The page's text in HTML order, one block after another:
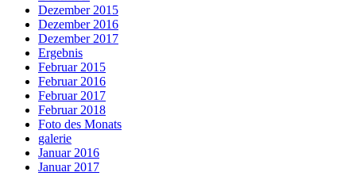
Dezember 2015
Dezember 2016
Dezember 2017
Ergebnis
Februar 2015
Februar 2016
Februar 2017
Februar 2018
Foto des Monats
galerie
Januar 2016
Januar 2017